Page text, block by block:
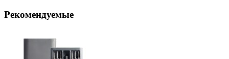
Рекомендуемые